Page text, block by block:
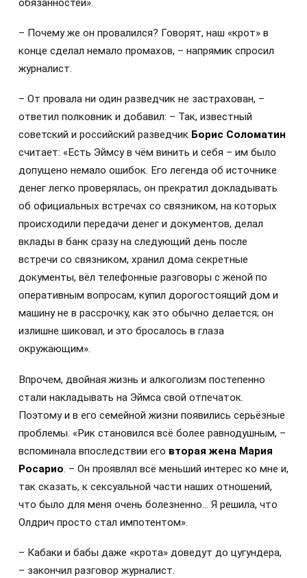
обязанностей».
– Почему же он провалился? Говорят, наш «крот» в
конце сделал немало промахов, – напрямик спросил
журналист.
– От провала ни один разведчик не застрахован, –
ответил полковник и добавил: – Так, известный
советский и российский разведчик Борис Соломатин
считает: «Есть Эймсу в чём винить и себя – им было
допущено немало ошибок. Его легенда об источнике
денег легко проверялась, он прекратил докладывать
об официальных встречах со связником, на которых
происходили передачи денег и документов, делал
вклады в банк сразу на следующий день после
встречи со связником, хранил дома секретные
документы, вёл телефонные разговоры с женой по
оперативным вопросам, купил дорогостоящий дом и
машину не в рассрочку, как это обычно делается; он
излишне шиковал, и это бросалось в глаза
окружающим».
Впрочем, двойная жизнь и алкоголизм постепенно
стали накладывать на Эймса свой отпечаток.
Поэтому и в его семейной жизни появились серьёзные
проблемы. «Рик становился всё более равнодушным, –
вспоминала впоследствии его вторая жена Мария
Росарио. – Он проявлял всё меньший интерес ко мне и,
так сказать, к сексуальной части наших отношений,
что было для меня очень болезненно… Я решила, что
Олдрич просто стал импотентом».
– Кабаки и бабы даже «крота» доведут до цугундера,
– закончил разговор журналист.